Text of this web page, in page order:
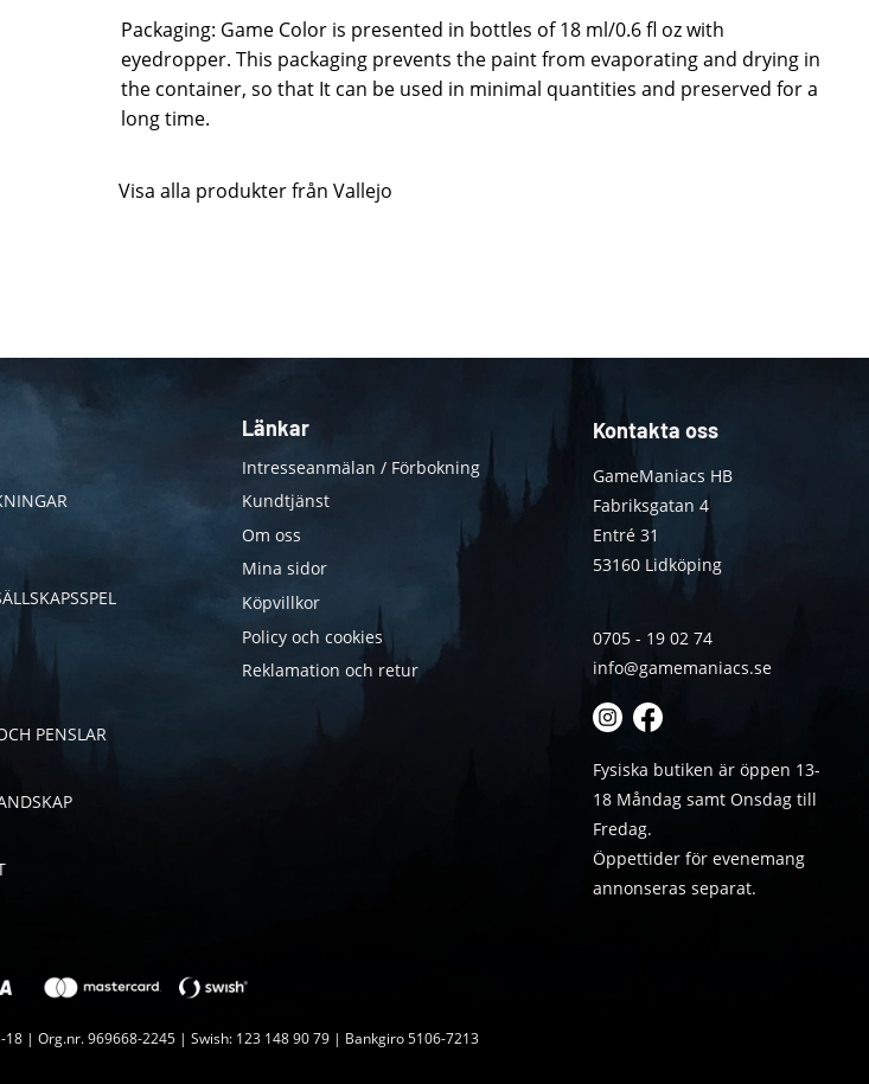
Packaging: Game Color is presented in bottles of 18 ml/0.6 fl oz with
eyedropper. This packaging prevents the paint from evaporating and drying in
the container, so that It can be used in minimal quantities and preserved for a
long time.
Visa alla produkter från Vallejo
PENSLAR
Länkar
Intresseanmälan / Förbokning
Kundtjänst
Om oss
Mina sidor
Köpvillkor
Policy och cookies
Reklamation och retur
Kontakta oss
GameManiacs HB
Fabriksgatan 4
Entré 31
53160 Lidköping
0705 - 19 02 74
info@gamemaniacs.se
Fysiska butiken är öppen 13-
18 Måndag samt Onsdag till
Fredag.
Öppettider för evenemang
annonseras separat.
| Org.nr. 969668-2245 | Swish: 123 148 90 79 | Bankgiro 5106-7213